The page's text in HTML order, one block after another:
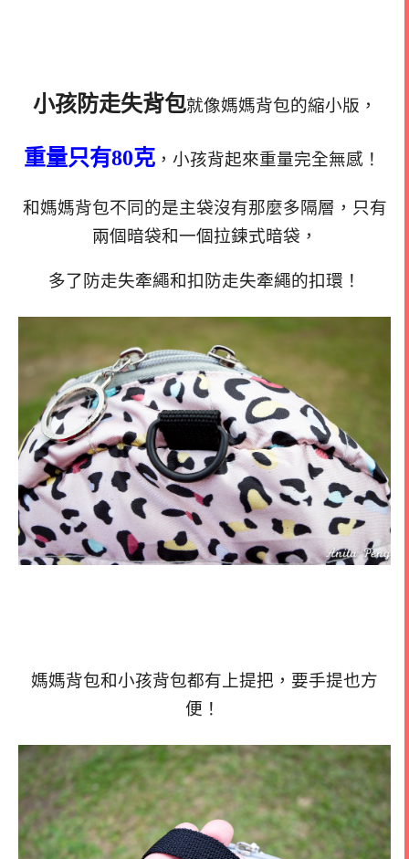
小孩防走失背包就像媽媽背包的縮小版，
重量只有80克 ，小孩背起來重量完全無感！
和媽媽背包不同的是主袋沒有那麼多隔層，只有
兩個暗袋和一個拉鍊式暗袋，
多了防走失牽繩和扣防走失牽繩的扣環！
媽媽背包和小孩背包都有上提把，要手提也方
便！